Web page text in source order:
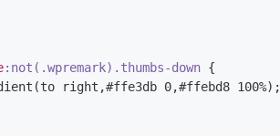
:not(.wpremark).thumbs-down {
(to right,#ffe3db 0,#ffebd8 100%);